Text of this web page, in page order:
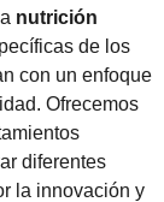
nutrición
de los
con un enfoque
Ofrecemos
diferentes
la innovación y